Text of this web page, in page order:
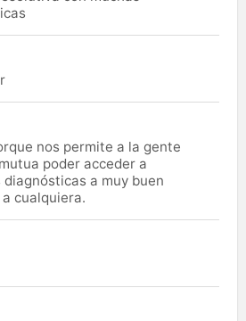
nos permite a la gente
poder acceder a
a muy buen
cualquiera.